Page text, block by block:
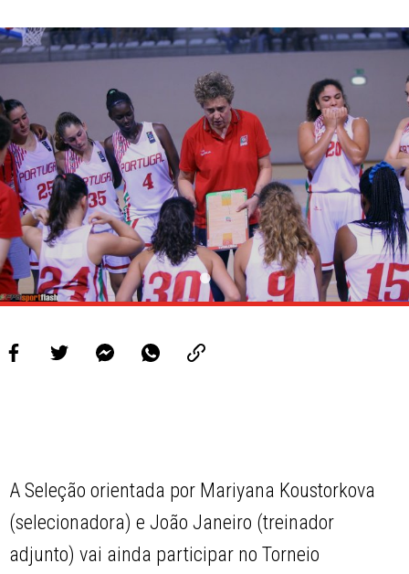
A Seleção orientada por Mariyana Koustorkova
(selecionadora) e João Janeiro (treinador
adjunto) vai ainda participar no Torneio